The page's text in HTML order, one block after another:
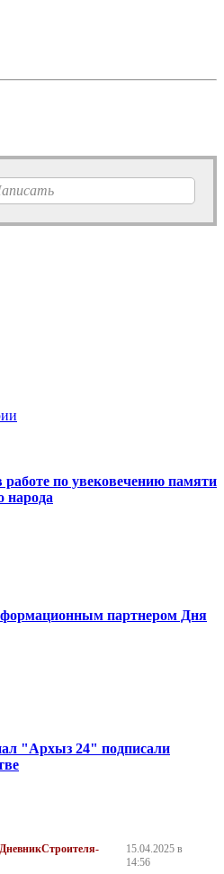
по увековечению памяти
народа
партнером Дня
"Архыз 24" подписали
15.04.2025 в
14:56